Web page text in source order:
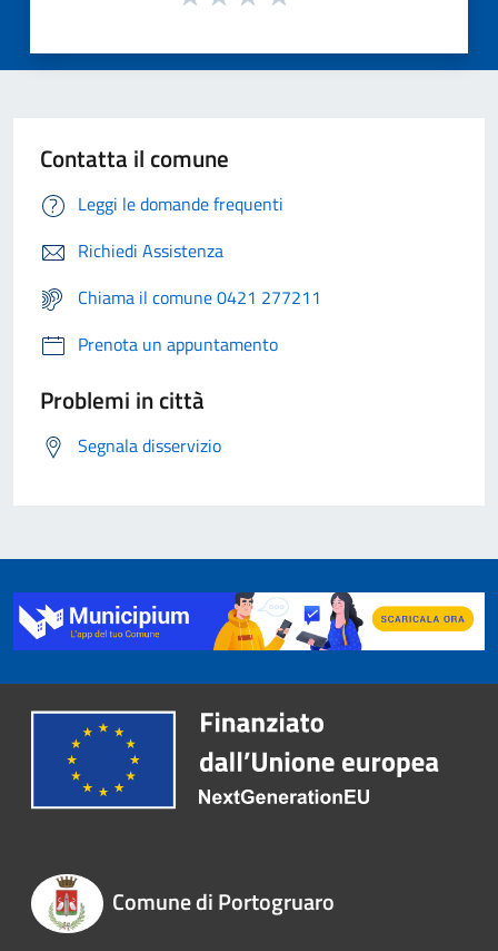
Contatta il comune
Leggi le domande frequenti
Richiedi Assistenza
Chiama il comune 0421 277211
Prenota un appuntamento
Problemi in città
Segnala disservizio
Comune di Portogruaro